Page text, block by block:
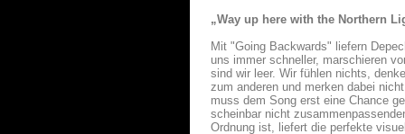
„Way up here with the Northern
Mit "Going Backwards" liefern
uns immer schneller, marschieren
sind wir leer. Wir fühlen nichts,
zum anderen und merken dabei
muss dem Song erst eine Chance
scheinbar nicht
Ordnung ist, liefert die perfekte